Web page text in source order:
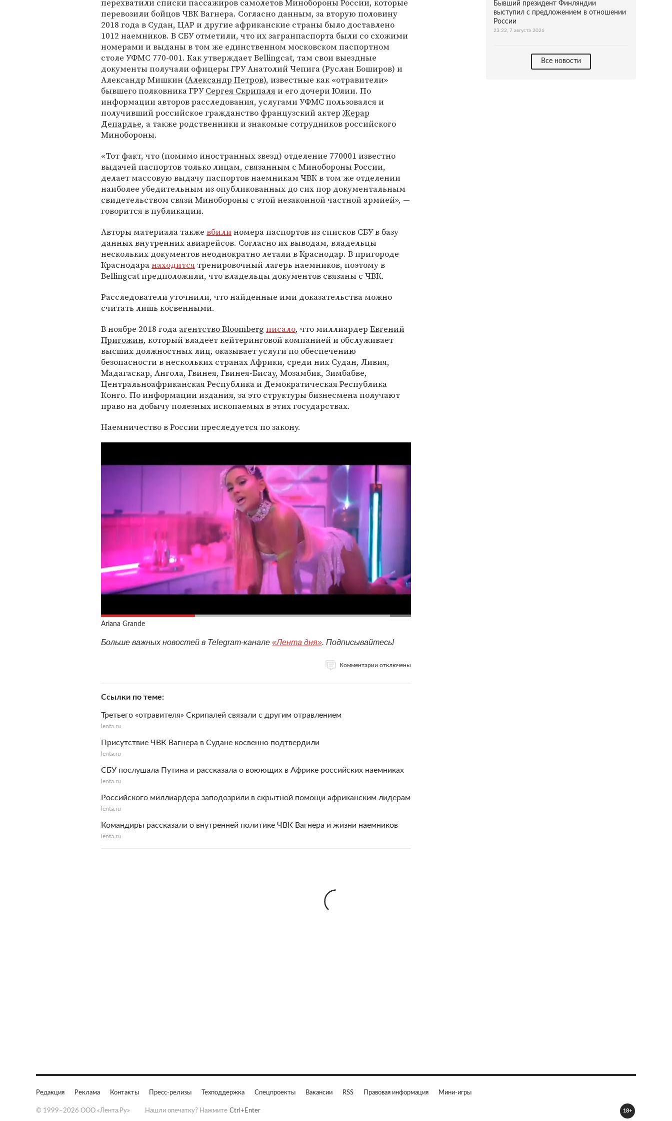
перехватили списки пассажиров самолетов Минобороны России, которые
перевозили бойцов ЧВК Вагнера. Согласно данным, за вторую половину
2018 года в Судан, ЦАР и другие африканские страны было доставлено
1012 наемников. В СБУ отметили, что их загранпаспорта были со схожими
номерами и выданы в том же единственном московском паспортном
столе УФМС 770-001. Как утверждает Bellingcat, там свои выездные
документы получали офицеры ГРУ Анатолий Чепига (Руслан Боширов) и
Александр Мишкин (Александр Петров), известные как «отравители»
бывшего полковника ГРУСергея Скрипаляи его дочери Юлии. По
информации авторов расследования, услугами УФМС пользовался и
получивший российское гражданство французский актер Жерар
Депардье, а также родственники и знакомые сотрудников российского
Минобороны.
«Тот факт, что (помимо иностранных звезд) отделение 770001 известно
выдачей паспортов только лицам, связанным с Минобороны России,
делает массовую выдачу паспортов наемникам ЧВК в том же отделении
наиболее убедительным из опубликованных до сих пор документальным
свидетельством связи Минобороны с этой незаконной частной армией», —
говорится в публикации.
Авторы материала также вбилиномера паспортов из списков СБУ в базу
данных внутренних авиарейсов. Согласно их выводам, владельцы
нескольких документов неоднократно летали в Краснодар. В пригороде
Краснодаранаходится тренировочный лагерь наемников, поэтому в
Bellingcat предположили, что владельцы документов связаны с ЧВК.
Расследователи уточнили, что найденные ими доказательства можно
считать лишь косвенными.
В ноябре 2018 года агентство Bloomberg писало, что миллиардер Евгений
Пригожин, который владеет кейтеринговой компанией и обслуживает
высших должностных лиц, оказывает услуги по обеспечению
безопасности в нескольких странах Африки, среди них Судан, Ливия,
Мадагаскар, Ангола, Гвинея, Гвинея-Бисау, Мозамбик, Зимбабве,
Центральноафриканская Республика и Демократическая Республика
Конго. По информации издания, за это структуры бизнесмена получают
право на добычу полезных ископаемых в этих государствах.
Наемничество в России преследуется по закону.
Ariana Grande
Больше важных новостей в Telegram-канале «Лента дня». Подписывайтесь!
Комментарии отключены
Ссылки по теме
Третьего «отравителя» Скрипалей связали с другим отравлением
lenta.ru
Присутствие ЧВК Вагнера в Судане косвенно подтвердили
lenta.ru
СБУ послушала Путина и рассказала о воюющих в Африке российских наемниках
lenta.ru
Российского миллиардера заподозрили в скрытной помощи африканским лидерам
lenta.ru
Командиры рассказали о внутренней политике ЧВК Вагнера и жизни наемников
lenta.ru
Бывший президент Финляндии
выступил с предложением в отношении
России
23:22, 7 августа 2026
Все новости
Редакция Реклама Контакты Пресс-релизы Техподдержка Спецпроекты Вакансии RSS Правовая информация Мини-игры
© 1999–2026 ООО «Лента.Ру» Нашли опечатку? Нажмите Ctrl+Enter 18+